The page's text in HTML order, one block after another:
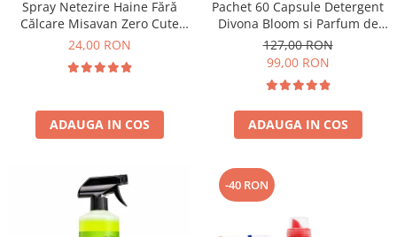
Spray Netezire Haine Fără
Călcare Misavan Zero Cute
Harmony Parfum Discret 500
24,00 RON
ADAUGA IN COS
Pachet 60 Capsule Detergent
Divona Bloom si Parfum de
Rufe Corfu Breeze by Delia
200 ml
127,00 RON
99,00 RON
ADAUGA IN COS
-40 RON